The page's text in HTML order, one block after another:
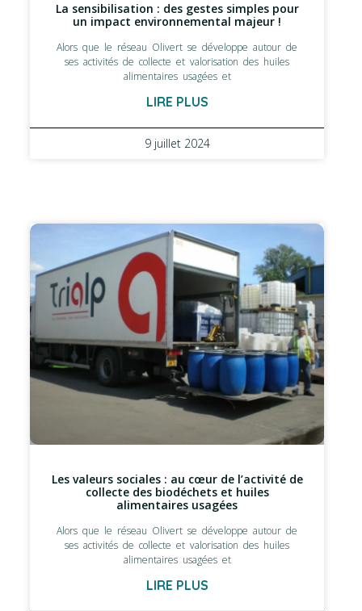
La sensibilisation : des gestes simples pour
un impact environnemental majeur !
Alors que le réseau Olivert se développe autour de
ses activités de collecte et valorisation des huiles
alimentaires usagées et
LIRE PLUS
9 juillet 2024
Les valeurs sociales : au cœur de l’activité de
collecte des biodéchets et huiles
alimentaires usagées
Alors que le réseau Olivert se développe autour de
ses activités de collecte et valorisation des huiles
alimentaires usagées et
LIRE PLUS